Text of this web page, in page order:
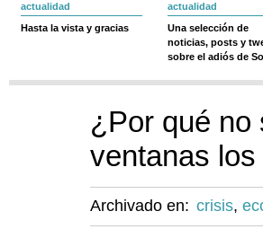
actualidad
Hasta la vista y gracias
actualidad
Una selección de
noticias, posts y
sobre el adiós de
¿Por qué no
ventanas
Archivado en: crisis,